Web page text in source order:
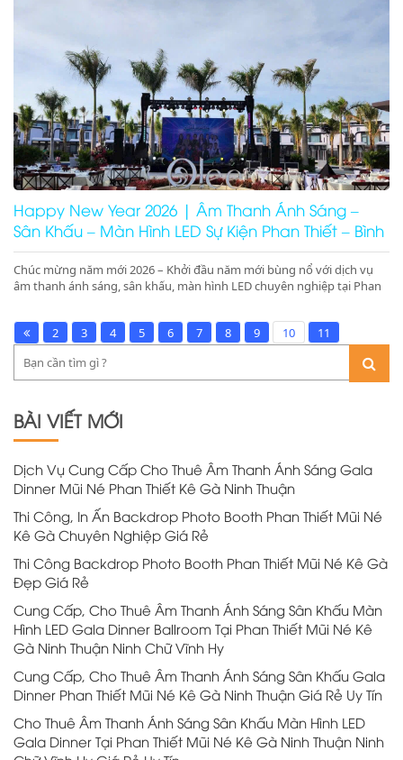
Happy New Year 2026 | Âm Thanh Ánh Sáng –
Sân Khấu – Màn Hình LED Sự Kiện Phan Thiết – Bình
Thuận – Ninh Thuận
Chúc mừng năm mới 2026 – Khởi đầu năm mới bùng nổ với dịch vụ
âm thanh ánh sáng, sân khấu, màn hình LED chuyên nghiệp tại Phan
resort, nhà hàng Mũi Né, Ninh Chữ, Phan Rang.
2
3 4 5 6 7 8 9 10 11
BÀI VIẾT MỚI
Dịch Vụ Cung Cấp Cho Thuê Âm Thanh Ánh Sáng Gala
Dinner Mũi Né Phan Thiết Kê Gà Ninh Thuận
Thi Công, In Ấn Backdrop Photo Booth Phan Thiết Mũi Né
Kê Gà Chuyên Nghiệp Giá Rẻ
Thi Công Backdrop Photo Booth Phan Thiết Mũi Né Kê Gà
Đẹp Giá Rẻ
Cung Cấp, Cho Thuê Âm Thanh Ánh Sáng Sân Khấu Màn
Hình LED Gala Dinner Ballroom Tại Phan Thiết Mũi Né Kê
Gà Ninh Thuận Ninh Chữ Vĩnh Hy
Cung Cấp, Cho Thuê Âm Thanh Ánh Sáng Sân Khấu Gala
Dinner Phan Thiết Mũi Né Kê Gà Ninh Thuận Giá Rẻ Uy Tín
Cho Thuê Âm Thanh Ánh Sáng Sân Khấu Màn Hình LED
Gala Dinner Tại Phan Thiết Mũi Né Kê Gà Ninh Thuận Ninh